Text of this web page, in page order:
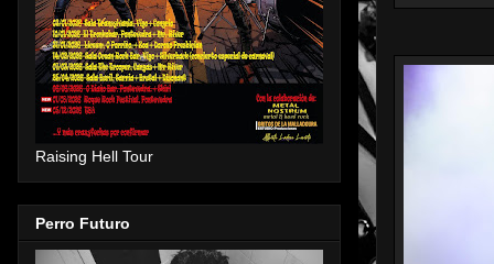
Raising Hell Tour
Perro Futuro